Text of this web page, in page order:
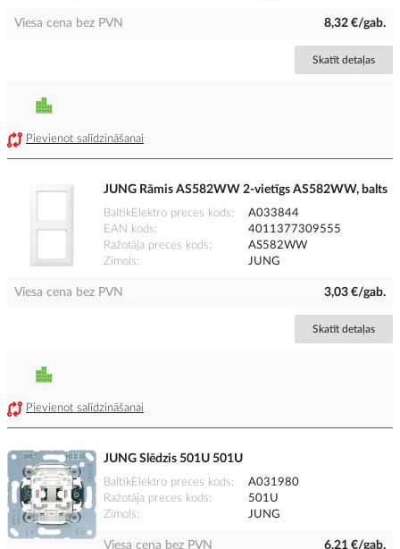
Viesa cena bez PVN 8,32 €/gab.
Skatīt detaļas
Pievienot salīdzināšanai
JUNG Rāmis AS582WW 2-vietīgs AS582WW, balts
BaltikElektro preces kods
A033844
EAN kods
4011377309555
Ražotāja preces kods
AS582WW
Zīmols
JUNG
Viesa cena bez PVN 3,03 €/gab.
Skatīt detaļas
Pievienot salīdzināšanai
JUNG Slēdzis 501U 501U
BaltikElektro preces kods
A031980
Ražotāja preces kods
501U
Zīmols
JUNG
Viesa cena bez PVN 6,21 €/gab.